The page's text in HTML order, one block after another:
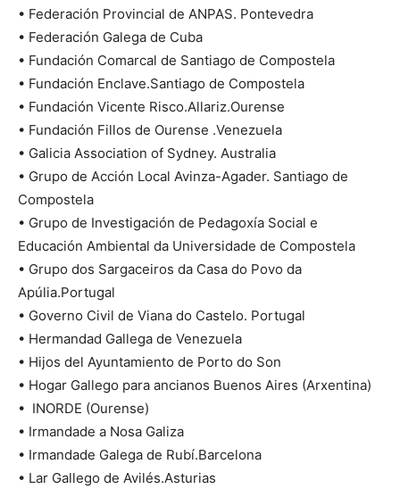
• Federación Provincial de ANPAS. Pontevedra
• Federación Galega de Cuba
• Fundación Comarcal de Santiago de Compostela
• Fundación Enclave.Santiago de Compostela
• Fundación Vicente Risco.Allariz.Ourense
• Fundación Fillos de Ourense .Venezuela
• Galicia Association of Sydney. Australia
• Grupo de Acción Local Avinza-Agader. Santiago de
Compostela
• Grupo de Investigación de Pedagoxía Social e
Educación Ambiental da Universidade de Compostela
• Grupo dos Sargaceiros da Casa do Povo da
Apúlia.Portugal
• Governo Civil de Viana do Castelo. Portugal
• Hermandad Gallega de Venezuela
• Hijos del Ayuntamiento de Porto do Son
• Hogar Gallego para ancianos Buenos Aires (Arxentina)
• INORDE (Ourense)
• Irmandade a Nosa Galiza
• Irmandade Galega de Rubí.Barcelona
• Lar Gallego de Avilés.Asturias